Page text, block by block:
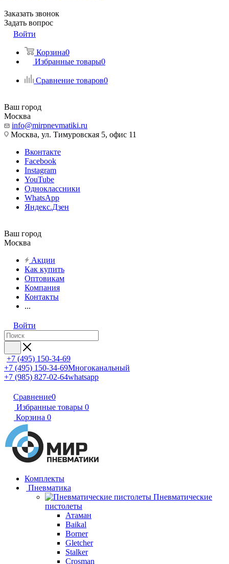
Заказать звонок
Задать вопрос
Войти
Корзина0
Избранные товары0
Сравнение товаров0
Ваш город
Москва
info@mirpnevmatiki.ru
Москва, ул. Тимуровская 5, офис 11
Вконтакте
Facebook
Instagram
YouTube
Одноклассники
WhatsApp
Яндекс.Дзен
Ваш город
Москва
Акции
Как купить
Оптовикам
Компания
Контакты
...
Войти
+7 (495) 150-34-69
+7 (495) 150-34-69Многоканальный
+7 (985) 827-02-64whatsapp
Сравнение0
Избранные товары 0
Корзина 0
Комплекты
Пневматика
Пневматические
пистолеты
Атаман
Baikal
Borner
Gletcher
Stalker
Crosman